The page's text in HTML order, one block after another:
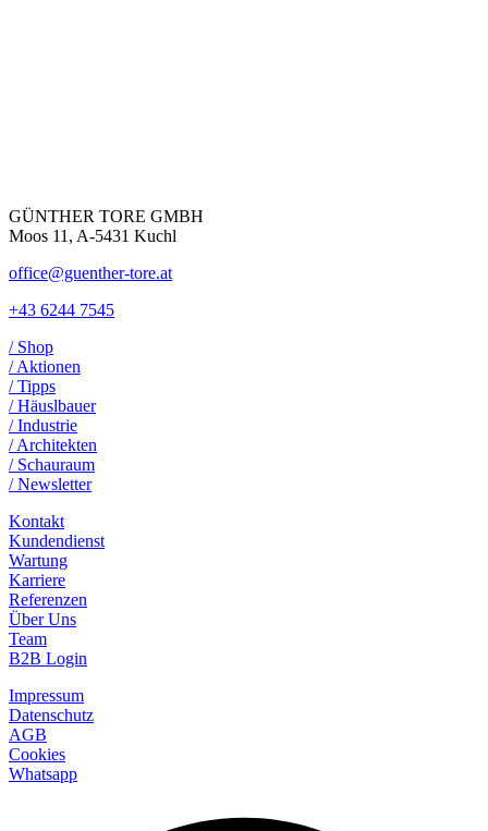
GÜNTHER TORE GMBH
Moos 11, A-5431 Kuchl
office@guenther-tore.at
+43 6244 7545
/ Shop
/ Aktionen
/ Tipps
/ Häuslbauer
/ Industrie
/ Architekten
/ Schauraum
/ Newsletter
Kontakt
Kundendienst
Wartung
Karriere
Referenzen
Über Uns
Team
B2B Login
Impressum
Datenschutz
AGB
Cookies
Whatsapp